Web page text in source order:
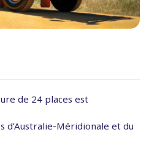
de 24 places est
d’Australie-Méridionale et du